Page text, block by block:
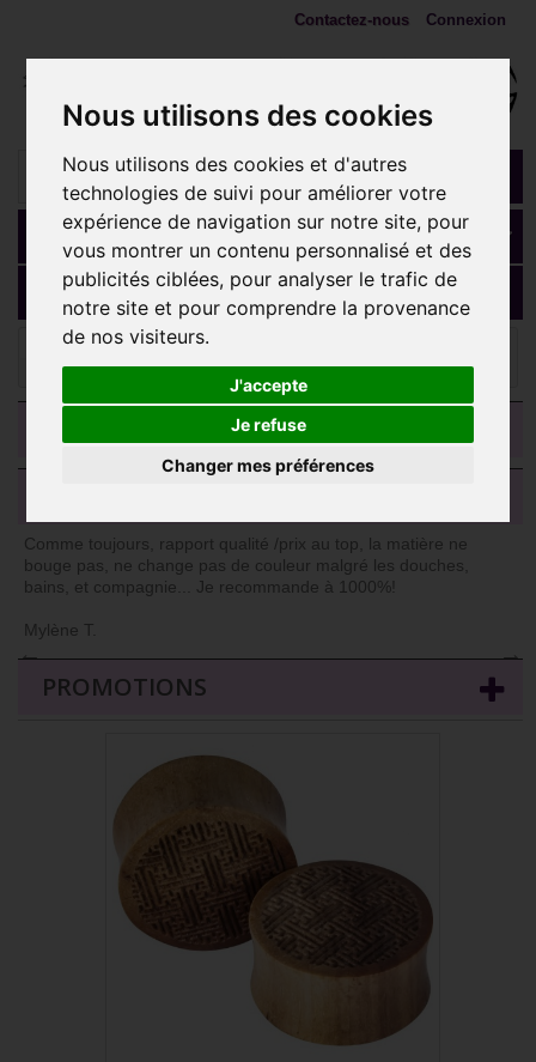
Nous utilisons des cookies
Nous utilisons des cookies et d'autres
technologies de suivi pour améliorer votre
expérience de navigation sur notre site, pour
vous montrer un contenu personnalisé et des
publicités ciblées, pour analyser le trafic de
notre site et pour comprendre la provenance
de nos visiteurs.
J'accepte
Je refuse
Changer mes préférences
Connexion
Contactez-nous
Panier (vide)
MENU
Ecarteurs, plugs, tunnels
oreille bois gros diamètre IPW 27
Comme toujours, rapport qualité /prix au top, la matière ne
bouge pas, ne change pas de couleur malgré les douches,
bains, et compagnie... Je recommande à 1000%!
Mylène T.
→
←
PROMOTIONS